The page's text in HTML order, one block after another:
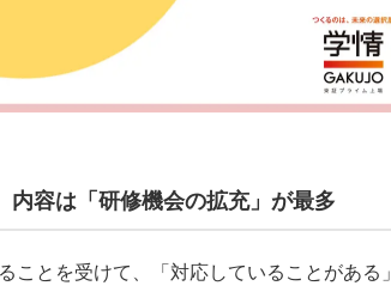
容は「研修機会の拡充」が最多
とを受けて、「対応していることがある」